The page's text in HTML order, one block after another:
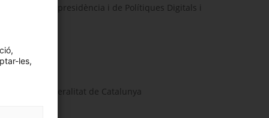
de la Vicepresidència i de Polítiques Digitals i
de la Generalitat de Catalunya
les,